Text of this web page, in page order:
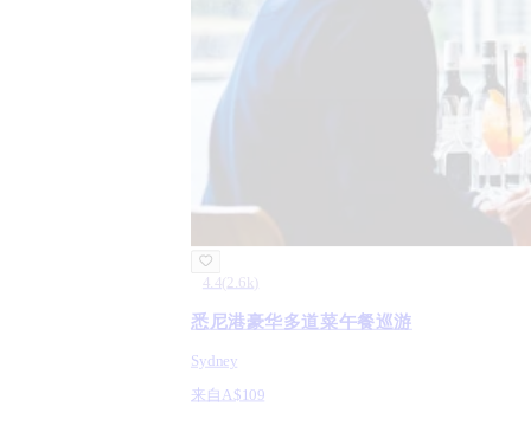
4.4( 2.6k )
悉尼港豪华多道菜午餐巡游
Sydney
来自 A$109